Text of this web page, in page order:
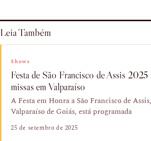
Leia Também
Shows
Festa de São Francisco de Assis 2025
missas em Valparaíso
A Festa em Honra a São Francisco de
Valparaíso de Goiás, está programada
25 de setembro de 2025